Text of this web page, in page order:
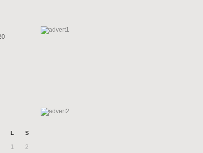
L S
1 2